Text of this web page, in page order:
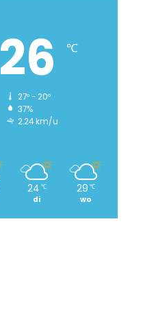
26 ℃
27º - 20º
37%
2.24 km/u
24 ℃
di
29 ℃
wo